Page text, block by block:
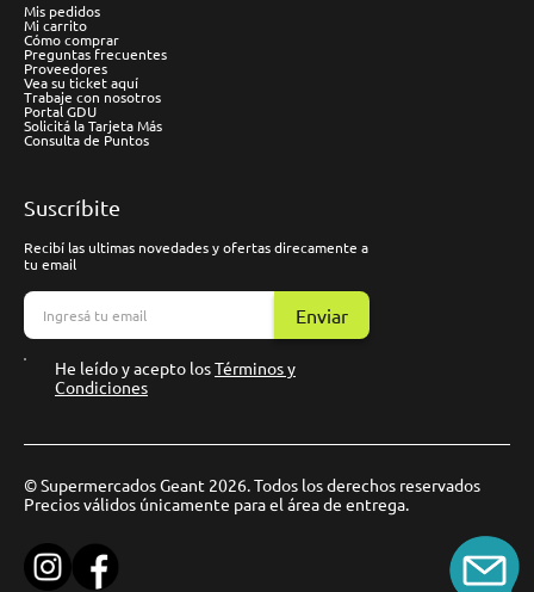
Mis pedidos
Mi carrito
Cómo comprar
Preguntas frecuentes
Proveedores
Vea su ticket aquí
Trabaje con nosotros
Portal GDU
Solicitá la Tarjeta Más
Consulta de Puntos
Suscríbite
Recibí las ultimas novedades y ofertas direcamente a
tu email
Enviar
He leído y acepto losTérminos y
Condiciones
© Supermercados Geant 2026. Todos los derechos reservados
Precios válidos únicamente para el área de entrega.